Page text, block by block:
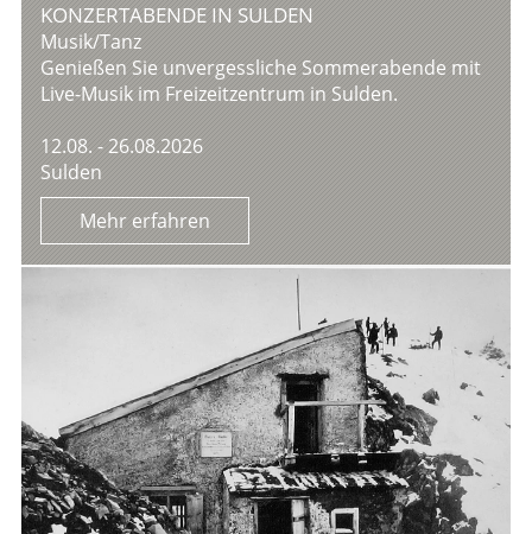
KONZERTABENDE IN SULDEN
Musik/Tanz
Genießen Sie unvergessliche Sommerabende mit
Live-Musik im Freizeitzentrum in Sulden.
12.08. - 26.08.2026
Sulden
Mehr erfahren